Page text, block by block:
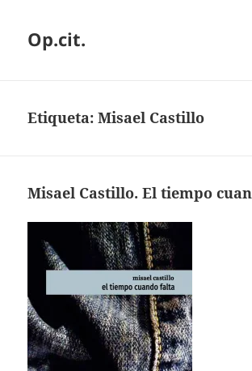
Op.cit.
Etiqueta:Misael Castillo
Misael Castillo. El tiempo